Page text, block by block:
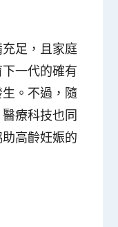
足，且家庭
一代的確有
。不過，隨
療科技也同
高齡妊娠的